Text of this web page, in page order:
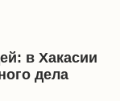
в Хакасии
дела